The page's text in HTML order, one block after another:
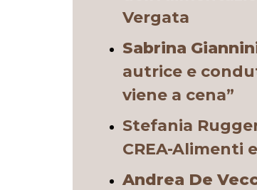
Vergata
Sabrina
autrice e
viene a cena”
Stefania
CREA-Alimenti
Andrea De